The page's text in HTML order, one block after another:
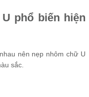
phổ biến hiện
nên nẹp nhôm chữ U
sắc.